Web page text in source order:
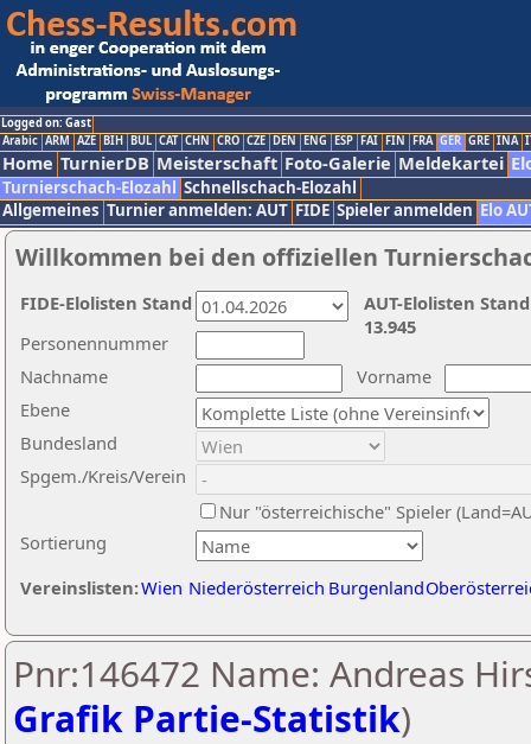
Logged on: Gast
Arabic ARM AZE BIH BUL CAT CHN CRO CZE DEN ENG ESP FAI FIN FRA GER GRE INA
Home TurnierDB Meisterschaft Foto-Galerie Meldekartei
Turnierschach-Elozahl Schnellschach-Elozahl
Allgemeines Turnier anmelden: AUT FIDE Spieler anmelden Elo
Willkommen bei den offiziellen
Nachname
Vorname
Ebene
Sortierung
Personennummer
Bundesland
Spgem./Kreis/Verein
Nur "österreichische" Spieler
Vereinslisten:Wien Niederösterreich Burgenland
AUT-Elolisten
13.945
FIDE-Elolisten Stand
Pnr:146472 Name: Andreas
Grafik Partie-Statistik)